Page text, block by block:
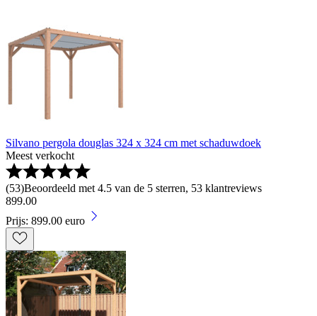
Silvano pergola douglas 324 x 324 cm met schaduwdoek
Meest verkocht
(53)Beoordeeld met 4.5 van de 5 sterren, 53 klantreviews
899.00
Prijs: 899.00 euro